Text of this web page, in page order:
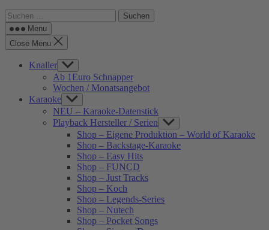
Suchen
nach: Menu
Close Menu
Knaller Show
sub
menu
Ab 1Euro Schnapper
Wochen / Monatsangebot
Karaoke Show
sub
menu
NEU – Karaoke-Datenstick
Playback Hersteller / Serien Show
sub
menu
Shop – Eigene Produktion – World of Karaoke
Shop – Backstage-Karaoke
Shop – Easy Hits
Shop – FUNCD
Shop – Just Tracks
Shop – Koch
Shop – Legends-Series
Shop – Nutech
Shop – Pocket Songs